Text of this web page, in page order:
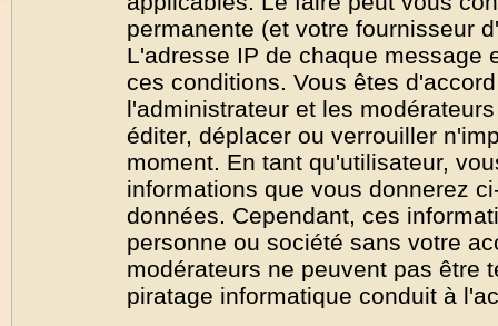
permanente (et votre fournisseur
L'adresse IP de chaque message
ces conditions. Vous êtes
l'administrateur et les
éditer, déplacer ou verrouiller
moment. En tant qu'utilisateur,
informations que vous donnerez
données. Cependant, ces
personne ou société sans votre
modérateurs ne peuvent pas être
piratage informatique conduit à